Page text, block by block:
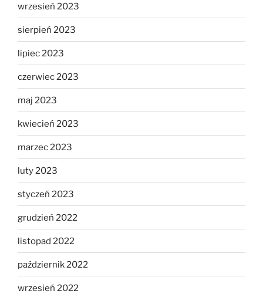
wrzesień 2023
sierpień 2023
lipiec 2023
czerwiec 2023
maj 2023
kwiecień 2023
marzec 2023
luty 2023
styczeń 2023
grudzień 2022
listopad 2022
październik 2022
wrzesień 2022